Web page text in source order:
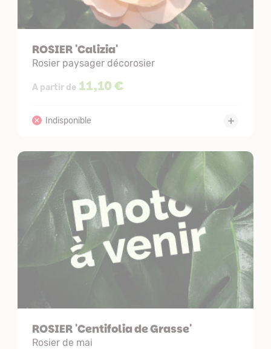
ROSIER 'Calizia'
Rosier paysager décorosier
A partir de 11,10 €
ROSIER 'Centifolia de Grasse'
Rosier de mai